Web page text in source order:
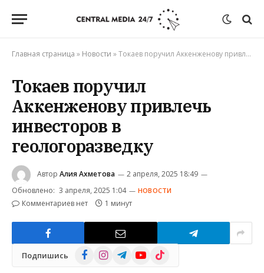
Главная страница » Новости »Токаев поручил Аккенженову привлечь инвесторов в геологоразведку
Токаев поручил
Аккенженову привлечь
инвесторов в
геологоразведку
Автор Алия Ахметова
2 апреля, 2025 18:49
Обновлено: 3 апреля, 2025 1:04 НОВОСТИ
Комментариев нет 1 минут
Подпишись FacebookInstagramTelegramYouTube
TikTok